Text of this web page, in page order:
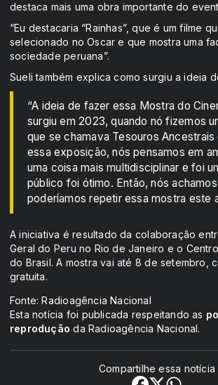
destaca mais uma obra importante do
“Eu destacaria “Rainhas”, que é um filme
selecionado no Oscar e que mostra uma
sociedade peruana”.
Sueli também explica como surgiu a ideia
“A ideia de fazer essa Mostra do
surgiu em 2023, quando nó fizemos
que se chamava Tesouros Ancestrais
essa exposição, nós pensamos em
uma coisa mais multidisciplinar e foi
público foi ótimo. Então, nós
poderíamos repetir essa mostra este
A iniciativa é resultado da colaboração
Geral do Peru no Rio de Janeiro e o
do Brasil. A mostra vai até 8 de setembro,
gratuita.
Fonte: Radioagência Nacional
Esta notícia foi publicada respeitando as
reprodução da Radioagência Nacional.
Compartilhe essa notícia